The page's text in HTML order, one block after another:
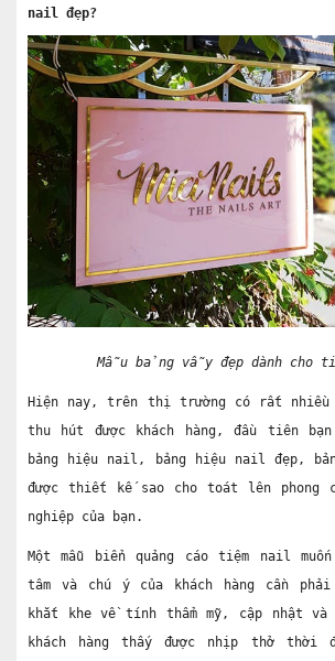
nail đẹp?
Mẫu bảng vẫy đẹp dành cho
Hiện nay, trên thị trường có rất
thu hút được khách hàng, đầu tiên
bảng hiệu nail, bảng hiệu nail đẹp,
được thiết kế sao cho toát lên phong
nghiệp của bạn.
Một mẫu biển quảng cáo tiệm nail
tâm và chú ý của khách hàng cần phải
khắt khe về tính thẩm mỹ, cập nhật và
khách hàng thấy được nhịp thở